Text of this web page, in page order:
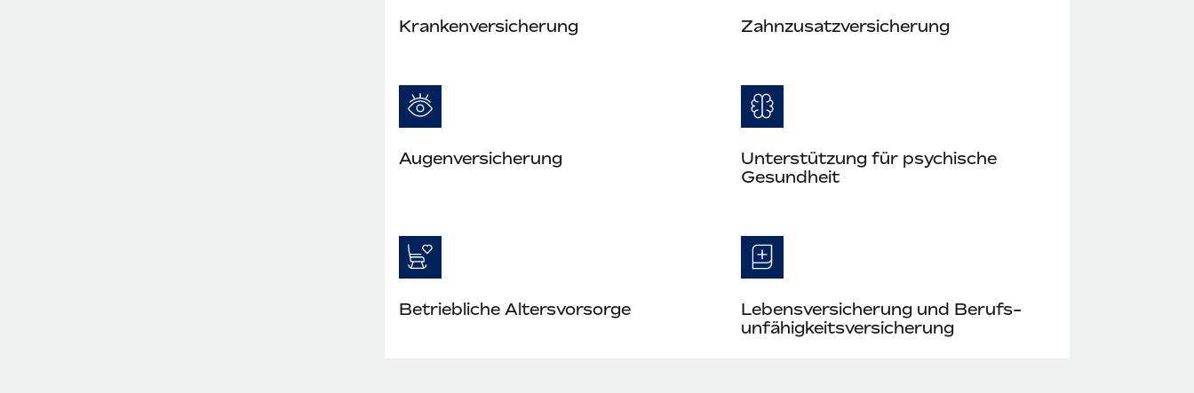
Kranken­versicherung Zahn­zusatz­versicherung
Augenversicherung
Unterstützung für psychische
Gesundheit
Betriebliche Altersvorsorge
Lebensversicherung und Berufs­
unfähigkeits­versicherung